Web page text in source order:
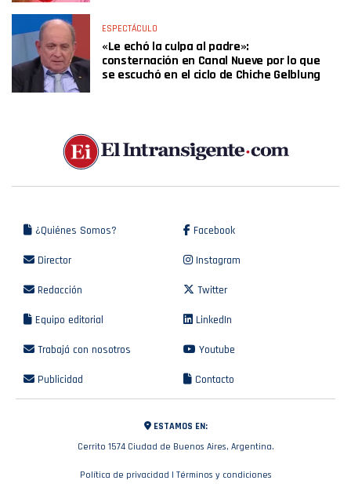
ESPECTÁCULO
«Le echó la culpa al padre»:
consternación en Canal Nueve por lo que
se escuchó en el ciclo de Chiche Gelblung
¿Quiénes Somos?
Director
Redacción
Equipo editorial
Trabajá con nosotros
Publicidad
Facebook
Instagram
Twitter
LinkedIn
Youtube
Contacto
ESTAMOS EN:
Cerrito 1574 Ciudad de Buenos Aires, Argentina.
Política de privacidad | Términos y condiciones